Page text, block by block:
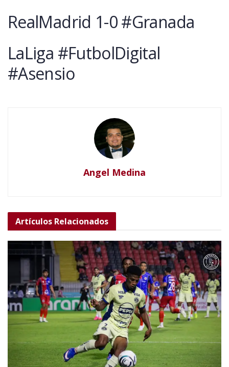
RealMadrid 1-0 #Granada
LaLiga #FutbolDigital
#Asensio
Angel Medina
Artículos Relacionados